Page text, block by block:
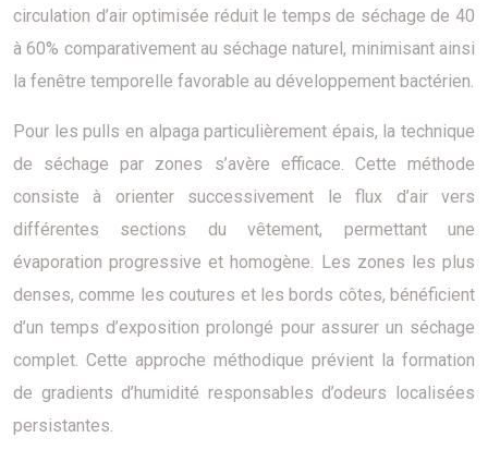
circulation d’air optimisée réduit le temps de séchage de 40
à 60% comparativement au séchage naturel, minimisant ainsi
la fenêtre temporelle favorable au développement bactérien.
Pour les pulls en alpaga particulièrement épais, la technique
de séchage par zones s’avère efficace. Cette méthode
consiste à orienter successivement le flux d’air vers
différentes sections du vêtement, permettant une
évaporation progressive et homogène. Les zones les plus
denses, comme les coutures et les bords côtes, bénéficient
d’un temps d’exposition prolongé pour assurer un séchage
complet. Cette approche méthodique prévient la formation
de gradients d’humidité responsables d’odeurs localisées
persistantes.